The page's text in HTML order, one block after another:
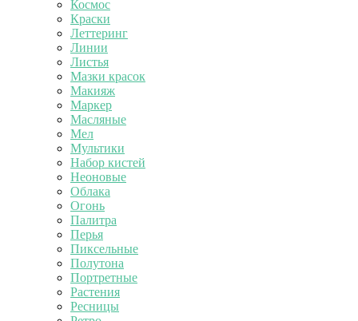
Космос
Краски
Леттеринг
Линии
Листья
Мазки красок
Макияж
Маркер
Масляные
Мел
Мультики
Набор кистей
Неоновые
Облака
Огонь
Палитра
Перья
Пиксельные
Полутона
Портретные
Растения
Ресницы